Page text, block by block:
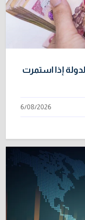
إذا استمرت
6/08/2026